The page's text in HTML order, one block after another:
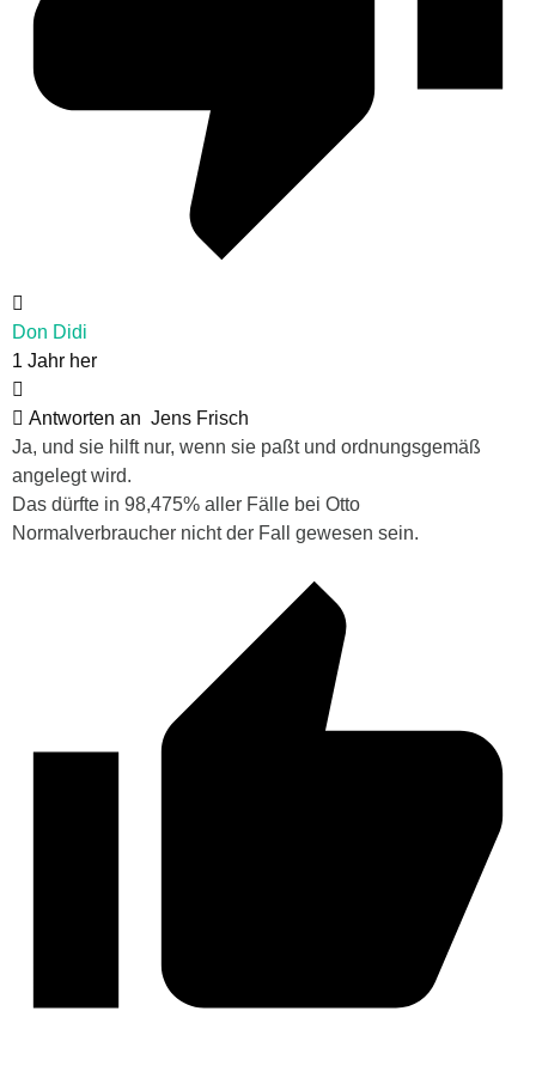
Don Didi
1 Jahr her
Antworten an Jens Frisch
Ja, und sie hilft nur, wenn sie paßt und ordnungsgemäß
angelegt wird.
Das dürfte in 98,475% aller Fälle bei Otto
Normalverbraucher nicht der Fall gewesen sein.